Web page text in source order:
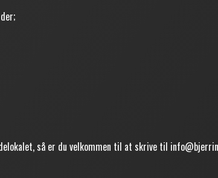
så er du velkommen til at skrive til